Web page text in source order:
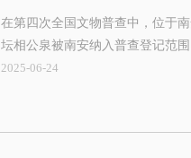
在第四次全国文物普查中，位于
坛相公泉被南安纳入普查登记范围
2025-06-24